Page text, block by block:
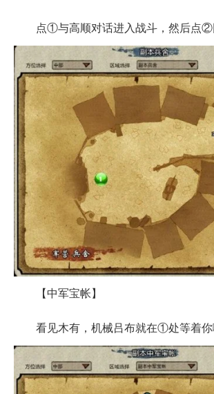
点①与高顺对话进入战斗，然后
【中军宝帐】
看见木有，机械吕布就在①处等